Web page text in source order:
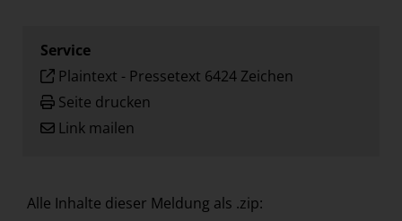
Service
Plaintext - Pressetext 6424 Zeichen
Seite drucken
Link mailen
Alle Inhalte dieser Meldung als .zip: